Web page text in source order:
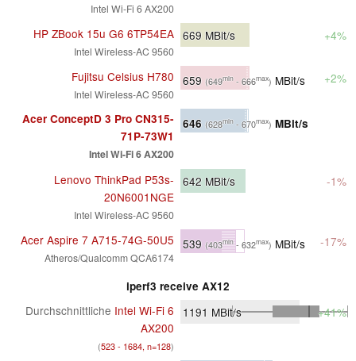
Intel Wi-Fi 6 AX200
HP ZBook 15u G6 6TP54EA
Intel Wireless-AC 9560
669 MBit/s +4%
Fujitsu Celsius H780
Intel Wireless-AC 9560
659 (649min - 666max) MBit/s +2%
Acer ConceptD 3 Pro CN315-
71P-73W1
Intel Wi-Fi 6 AX200
646 (628min - 670max) MBit/s
Lenovo ThinkPad P53s-
20N6001NGE
Intel Wireless-AC 9560
642 MBit/s -1%
Acer Aspire 7 A715-74G-50U5
Atheros/Qualcomm QCA6174
539 (403min- 632max) MBit/s -17%
iperf3 receive AX12
Durchschnittliche Intel Wi-Fi 6
AX200
(523 - 1684, n=128)
1191 MBit/s +41%